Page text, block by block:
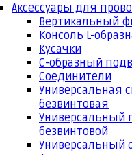
Аксессуары для
Вертикальный
Консоль L-
Кусачки
С-образный
Соединители
Универсальная
безвинтовая
Универсальный
безвинтовой
Универсальный